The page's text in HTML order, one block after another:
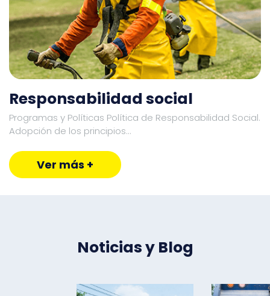
Responsabilidad social
Programas y Políticas Política de Responsabilidad Social.
Adopción de los principios...
Ver más +
Noticias y Blog